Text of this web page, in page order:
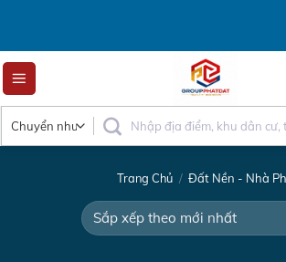
content
Trang Chủ / Đất Nền - Nhà